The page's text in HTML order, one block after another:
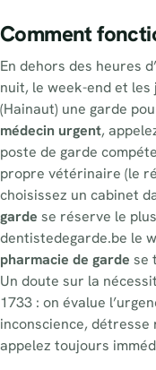
Comment
En dehors des heures
nuit, le week-end et
(Hainaut) une garde
médecin urgent,
poste de garde
propre vétérinaire (le
choisissez un cabinet
garde se réserve le
dentistedegarde.be le
pharmacie de garde se
Un doute sur la
1733 : on évalue
inconscience,
appelez toujours